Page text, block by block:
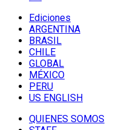
Ediciones
ARGENTINA
BRASIL
CHILE
GLOBAL
MÉXICO
PERU
US ENGLISH
QUIENES SOMOS